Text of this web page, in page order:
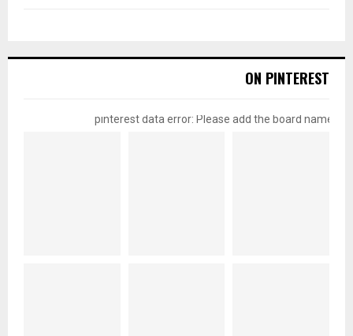
ON PINTEREST
pinterest data error: Please add the board name